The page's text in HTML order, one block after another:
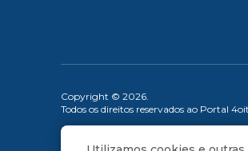
Copyright © 2026.
Todos os direitos reservados ao Portal